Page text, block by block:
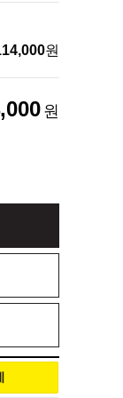
원
원